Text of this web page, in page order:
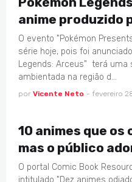
anime produzido
O evento "Pokémon
série hoje, pois foi
Legends: Arceus" terá uma
ambientada na região d…
por Vicente Neto - fevereiro
10 animes que
mas o público
O portal Comic Book
intitulado "Dez animes